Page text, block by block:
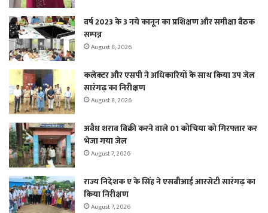
वर्ष 2023 के 3 नये कानून का प्रशिक्षण और समीक्षा बैठक
सम्पन्न
August 8, 2026
कलेक्टर और एसपी ने अधिकारियों के साथ किया उप जेल
सारंगढ़ का निरीक्षण
August 8, 2026
अवैध शराब बिक्री करने वाले 01 कोचिया को गिरफ्तार कर
भेजा गया जेल
August 7, 2026
राज्य निदेशक ए के सिंह ने एसबीआई आरसेटी सारंगढ़ का
किया निरीक्षण
August 7, 2026